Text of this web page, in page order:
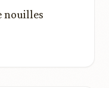
nouilles